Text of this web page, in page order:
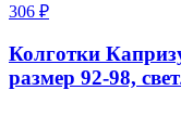
306 ₽
Колготки
размер 92-98,